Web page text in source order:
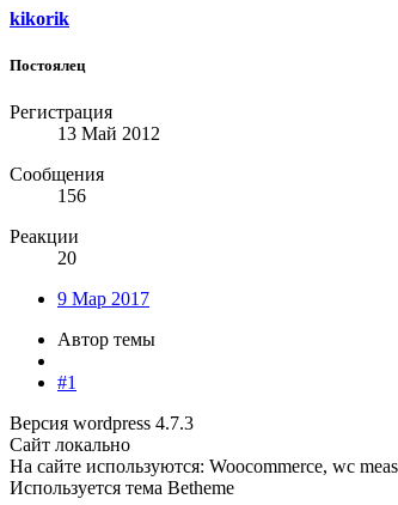
kikorik
Постоялец
Регистрация
13 Май 2012
Сообщения
156
Реакции
20
9 Мар 2017
Автор темы
#1
Версия wordpress 4.7.3
Сайт локально
На сайте используются: Woocommerce, wc
Используется тема Betheme